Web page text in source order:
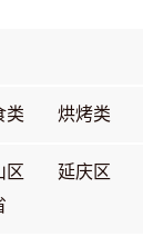
类 烘烤类
区 延庆区